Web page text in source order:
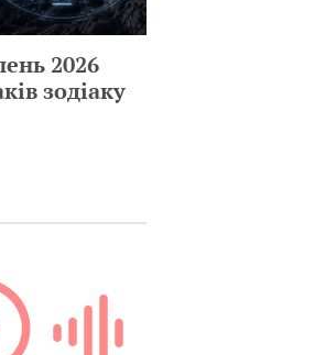
2026
зодіаку